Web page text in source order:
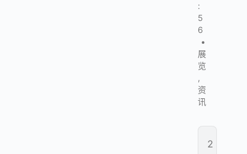
:
5
6
•
展
览
,
资
讯
2